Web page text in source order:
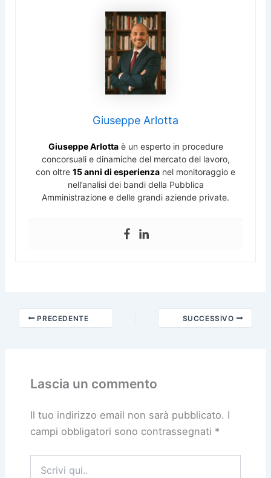
Giuseppe Arlotta
Giuseppe Arlottaè un esperto in procedure
concorsuali e dinamiche del mercato del lavoro,
con oltre 15 anni di esperienza nel monitoraggio e
nell’analisi dei bandi della Pubblica
Amministrazione e delle grandi aziende private.
PRECEDENTE SUCCESSIVO
Lascia un commento
Il tuo indirizzo email non sarà pubblicato. I
campi obbligatori sono contrassegnati *
qui..